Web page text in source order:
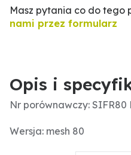
Masz pytania co do tego
nami przez formularz
Opis i
Nr porównawczy: SIFR80
Wersja: mesh 80